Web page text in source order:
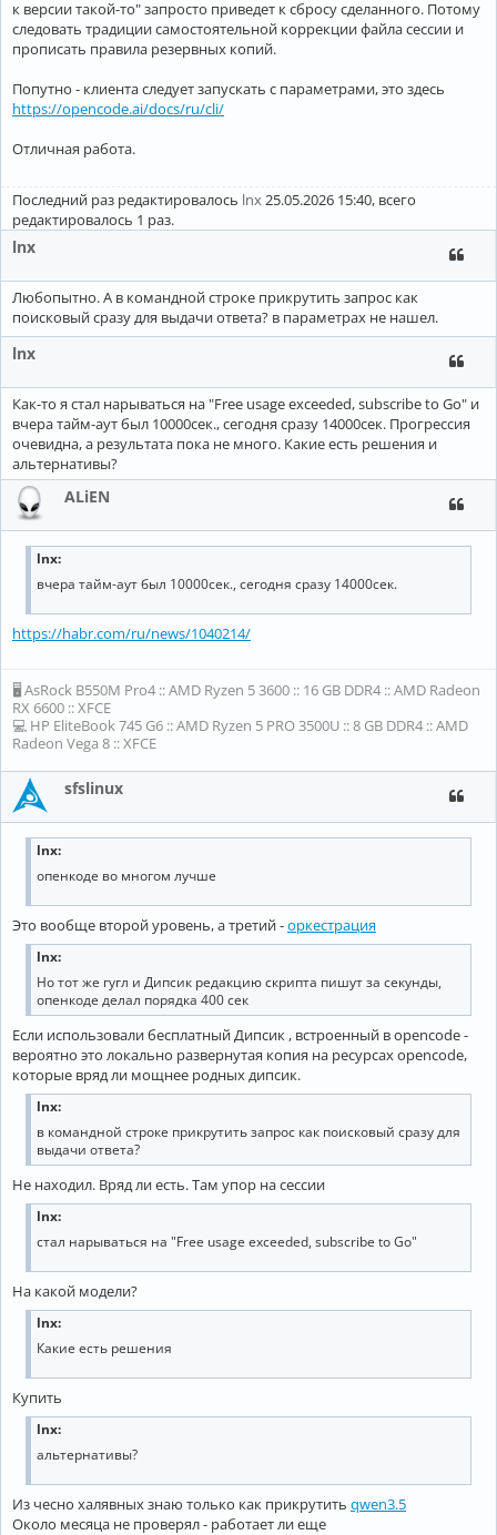
к версии такой-то" запросто приведет к сбросу сделанного. Потому
следовать традиции самостоятельной коррекции файла сессии и
прописать правила резервных копий.
Попутно - клиента следует запускать с параметрами, это здесь
https://opencode.ai/docs/ru/cli/
Отличная работа.
Последний раз редактировалось lnx25.05.2026 15:40, всего
редактировалось 1 раз.
lnx
Любопытно. А в командной строке прикрутить запрос как
поисковый сразу для выдачи ответа? в параметрах не нашел.
lnx
Как-то я стал нарываться на "Free usage exceeded, subscribe to Go" и
вчера тайм-аут был 10000сек., сегодня сразу 14000сек. Прогрессия
очевидна, а результата пока не много. Какие есть решения и
альтернативы?
ALiEN
lnx:
вчера тайм-аут был 10000сек., сегодня сразу 14000сек.
https://habr.com/ru/news/1040214/
🖥 AsRock B550M Pro4 :: AMD Ryzen 5 3600 :: 16 GB DDR4 :: AMD Radeon
RX 6600 :: XFCE
💻 HP EliteBook 745 G6 :: AMD Ryzen 5 PRO 3500U :: 8 GB DDR4 :: AMD
Radeon Vega 8 :: XFCE
sfslinux
lnx:
опенкоде во многом лучше
Это вообще второй уровень, а третий -оркестрация
lnx:
Но тот же гугл и Дипсик редакцию скрипта пишут за секунды,
опенкоде делал порядка 400 сек
Если использовали бесплатный Дипсик , встроенный в opencode -
вероятно это локально развернутая копия на ресурсах opencode,
которые вряд ли мощнее родных дипсик.
lnx:
в командной строке прикрутить запрос как поисковый сразу для
выдачи ответа?
Не находил. Вряд ли есть. Там упор на сессии
lnx:
стал нарываться на "Free usage exceeded, subscribe to Go"
На какой модели?
lnx:
Какие есть решения
Купить
lnx:
альтернативы?
Из чесно халявных знаю только как прикрутить qwen3.5
Около месяца не проверял - работает ли еще